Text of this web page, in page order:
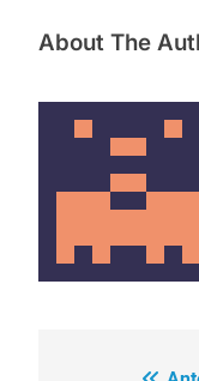
About The